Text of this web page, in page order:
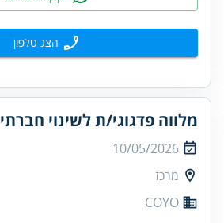
הצג טלפון
מלווה פדגוגי/ת לשינוי חברתי
10/05/2026
מרכז
COYO